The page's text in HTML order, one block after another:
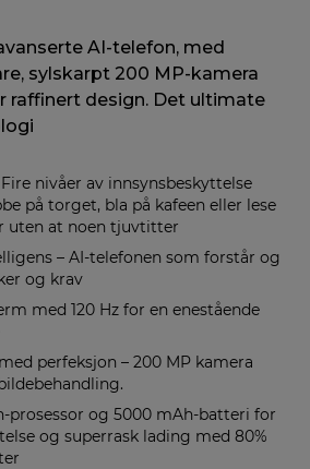
AI-telefon, med
sylskarpt 200 MP-kamera
raffinert design. Det ultimate
nivåer av innsynsbeskyttelse
på torget, bla på kafeen eller lese
uten at noen tjuvtitter
– AI-telefonen som forstår og
og krav
med 120 Hz for en enestående
perfeksjon – 200 MP kamera
prosessor og 5000 mAh-batteri for
og superrask lading med 80%